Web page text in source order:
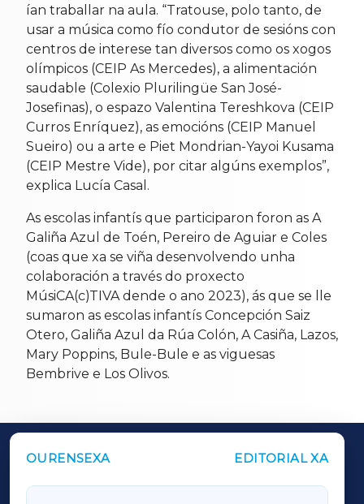
ían traballar na aula. “Tratouse, polo tanto, de
usar a música como fío condutor de sesións con
centros de interese tan diversos como os xogos
olímpicos (CEIP As Mercedes), a alimentación
saudable (Colexio Plurilingüe San José-
Josefinas), o espazo Valentina Tereshkova (CEIP
Curros Enríquez), as emocións (CEIP Manuel
Sueiro) ou a arte e Piet Mondrian-Yayoi Kusama
(CEIP Mestre Vide), por citar algúns exemplos”,
explica Lucía Casal.
As escolas infantís que participaron foron as A
Galiña Azul de Toén, Pereiro de Aguiar e Coles
(coas que xa se viña desenvolvendo unha
colaboración a través do proxecto
MúsiCA(c)TIVA dende o ano 2023), ás que se lle
sumaron as escolas infantís Concepción Saiz
Otero, Galiña Azul da Rúa Colón, A Casiña, Lazos,
Mary Poppins, Bule-Bule e as viguesas
Bembrive e Los Olivos.
OURENSEXA EDITORIAL XA
OUTROS PERIÓDICOS